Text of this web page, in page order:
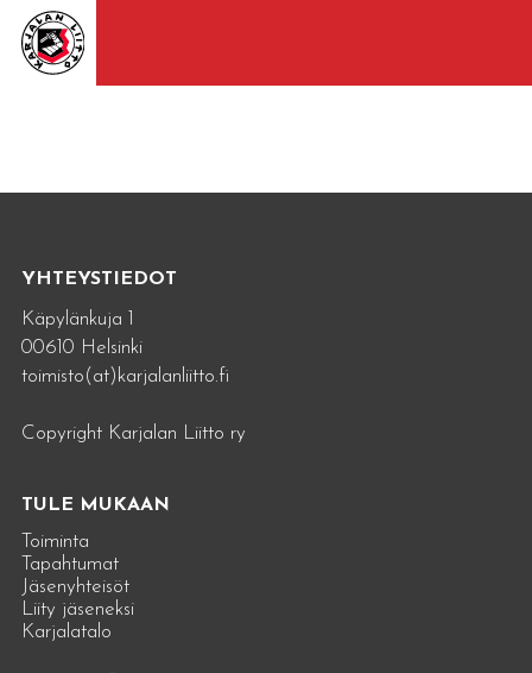
YHTEYSTIEDOT
Käpylänkuja 1
00610 Helsinki
toimisto(at)karjalanliitto.fi
Copyright Karjalan Liitto ry
TULE MUKAAN
Toiminta
Tapahtumat
Jäsenyhteisöt
Liity jäseneksi
Karjalatalo